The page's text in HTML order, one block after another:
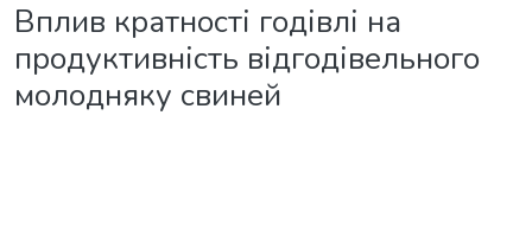
Вплив кратності годівлі на
продуктивність відгодівельного
молодняку свиней